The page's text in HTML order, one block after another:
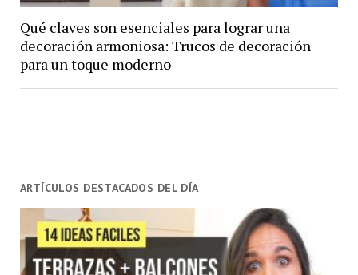
ARTÍCULOS DESTACADOS DEL DÍA
Qué claves son esenciales para lograr una
decoración armoniosa: Trucos de decoración
para un toque moderno